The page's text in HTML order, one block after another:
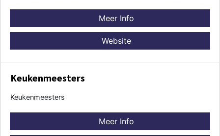
Meer Info
Website
Keukenmeesters
Keukenmeesters
Meer Info